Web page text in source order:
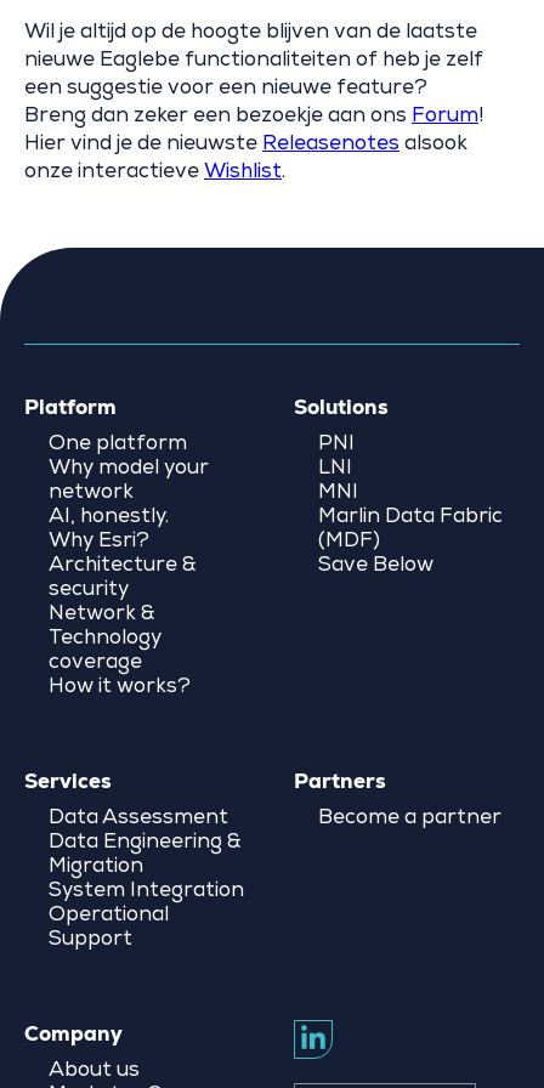
Wil je altijd op de hoogte blijven van de laatste
nieuwe Eaglebe functionaliteiten of heb je zelf
een suggestie voor een nieuwe feature?
Breng dan zeker een bezoekje aan ons Forum!
Hier vind je de nieuwste Releasenotes alsook
onze interactieve Wishlist.
Platform
One platform
Why model your
network
AI, honestly.
Why Esri?
Architecture &
security
Network &
Technology
coverage
How it works?
Solutions
PNI
LNI
MNI
Marlin Data Fabric
(MDF)
Save Below
Services
Data Assessment
Data Engineering &
Migration
System Integration
Operational
Support
Partners
Become a partner
Company
About us